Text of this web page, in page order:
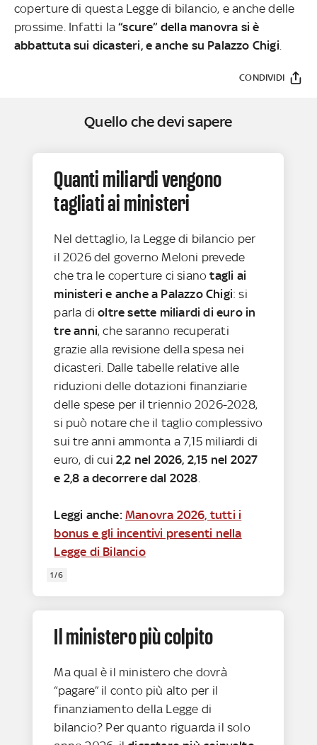
coperture di questa Legge di bilancio, e anche delle
prossime. Infatti la “scure” della manovra si è
abbattuta sui dicasteri, e anche su Palazzo Chigi
CONDIVIDI
Quello che devi sapere
Quanti miliardi vengono
tagliati ai ministeri
Nel dettaglio, la Legge di bilancio per
il 2026 del governo Meloni prevede
che tra le coperture ci sianotagli ai
ministeri e anche a Palazzo Chigi: si
parla di oltre sette miliardi di euro in
tre anni, che saranno recuperati
grazie alla revisione della spesa nei
dicasteri. Dalle tabelle relative alle
riduzioni delle dotazioni finanziarie
delle spese per il triennio 2026-2028,
si può notare che il taglio complessivo
sui tre anni ammonta a 7,15 miliardi di
euro, di cui2,2 nel 2026, 2,15 nel 2027
e 2,8 a decorrere dal 2028
Leggi anche: Manovra 2026, tutti i
bonus e gli incentivi presenti nella
Legge di Bilancio
1/6
Il ministero più colpito
Ma qual è il ministero che dovrà
“pagare” il conto più alto per il
finanziamento della Legge di
bilancio? Per quanto riguarda il solo